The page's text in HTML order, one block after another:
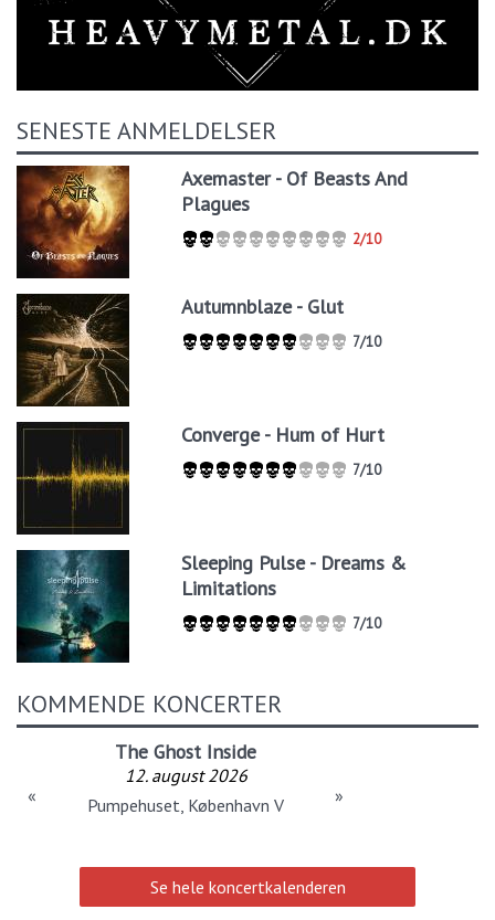
SENESTE ANMELDELSER
Axemaster - Of Beasts And
Plagues
2/10
Autumnblaze - Glut
7/10
Converge - Hum of Hurt
7/10
Sleeping Pulse - Dreams &
Limitations
7/10
KOMMENDE KONCERTER
The Ghost Inside
12. august 2026
Pumpehuset, København V
« »
Se hele koncertkalenderen